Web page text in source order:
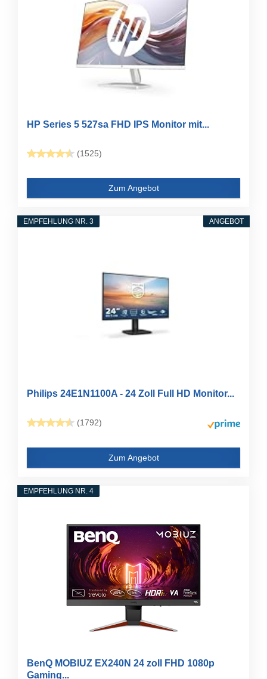
HP Series 5 527sa FHD IPS Monitor mit...
(1525)
Zum Angebot
ANGEBOT
EMPFEHLUNG NR. 3
Philips 24E1N1100A - 24 Zoll Full HD Monitor...
(1792)
Zum Angebot
EMPFEHLUNG NR. 4
BenQ MOBIUZ EX240N 24 zoll FHD 1080p
Gaming...